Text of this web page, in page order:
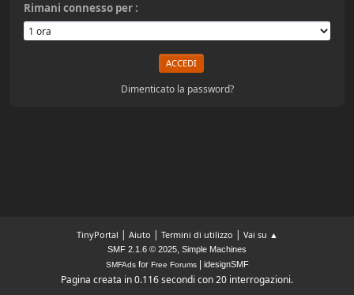
Rimani connesso per :
Dimenticato la password?
TinyPortal | Aiuto | Termini di utilizzo | Vai su ▲
SMF 2.1.6 © 2025, Simple Machines
SMFAdsfor Free Forums| idesignSMF
Pagina creata in 0.116 secondi con 20 interrogazioni.